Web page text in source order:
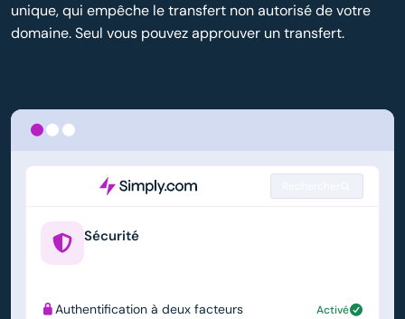
unique, qui empêche le transfert non autorisé de votre
domaine. Seul vous pouvez approuver un transfert.
Sécurité
Authentification à deux facteurs Activé